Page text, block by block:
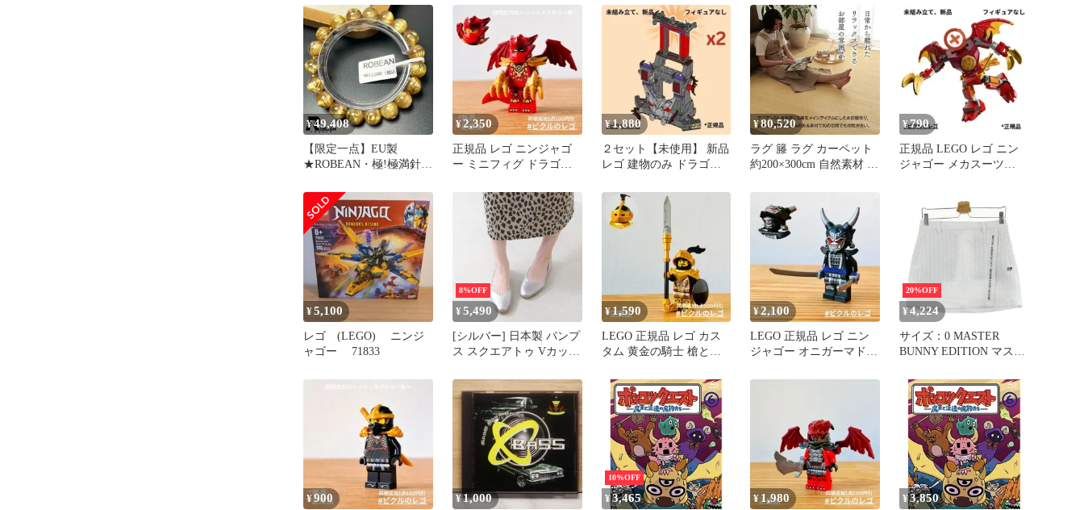
【B000792502/0602517099
661】Y71833
ラーシールド ダークシル
バーミラー CM-2-Pミラ
ーシールドダークシルバ
ーミラー (2571833)
¥49,408
【限定一点】EU製
★ROBEAN・極!極満針ル
ット パワーストーン 天
然石 金運 お守り プレゼ
ント プレゼント 9.9-
10.3mm K0718335
¥2,350
正規品 レゴ ニンジャゴ
ー ミニフィグ ドラゴ
¥1,880
２セット【未使用】 新品
レゴ 建物のみ ドラゴニ
タワー
¥80,520
ラグ 籐 ラグ カーペット
約200×300cm 自然素材 ひ
むしろ ジャワ 籐
4956642718338
¥790
正規品 LEGO レゴ ニン
ジャゴー メカスーツ
¥5,100
レゴ (LEGO) ニンジ
ャゴー 71833
8%OFF
¥5,490
[シルバー] 日本製 パンプ
ス スクエアトゥ Vカット
ール ぺたんこ 痛くない
柔らかい ふわふわ メッ
シュ 長時間 疲れない 歩
きやすい 軽量 仕事用 通
勤 防水 レインパンプス
シルバー k45-371833
¥1,590
LEGO 正規品 レゴ カス
タム 黄金の騎士 槍と盾
¥2,100
LEGO 正規品 レゴ ニン
ジャゴー オニガーマドン
20%OFF
¥4,224
サイズ：0 MASTER
BUNNY EDITION マスタ
カート 総柄 ホワイト系
[240101718330] ゴルフウ
ェア レディース ストス
ト
¥900 ¥1,000
10%OFF
¥3,465 ¥1,980 ¥3,850